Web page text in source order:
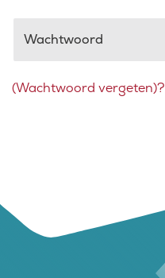
Wachtwoord
(Wachtwoord vergeten)?